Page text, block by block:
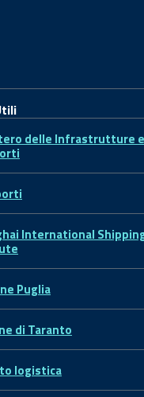
delle Infrastrutture
International
Puglia
di Taranto
logistica